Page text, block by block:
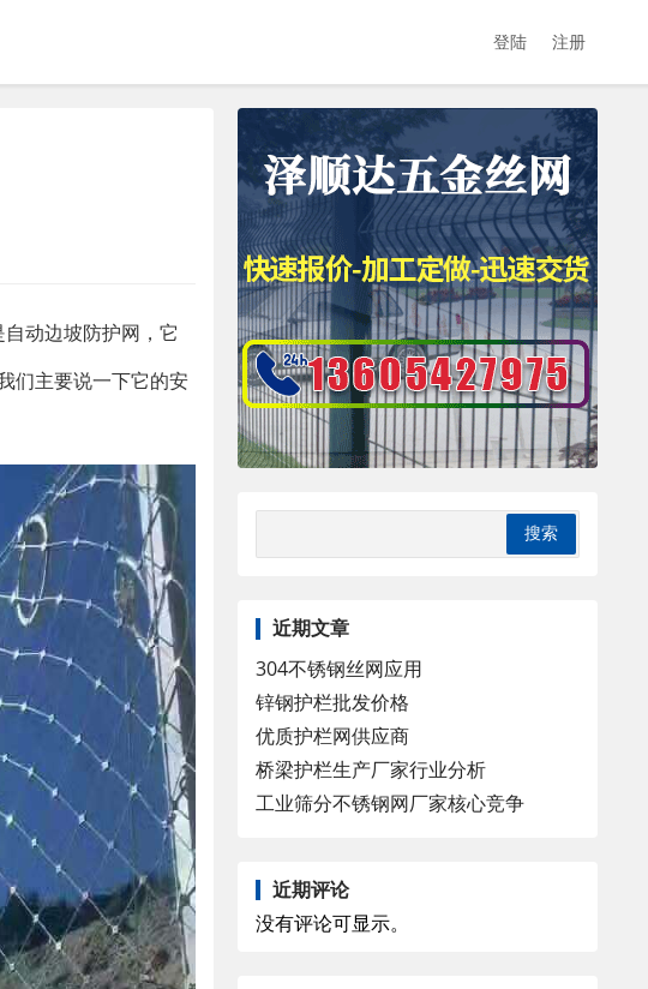
登陆 注册
动边坡防护网，它
们主要说一下它的安
近期文章
304不锈钢丝网应用
锌钢护栏批发价格
优质护栏网供应商
桥梁护栏生产厂家行业分析
工业筛分不锈钢网厂家核心竞争
近期评论
没有评论可显示。